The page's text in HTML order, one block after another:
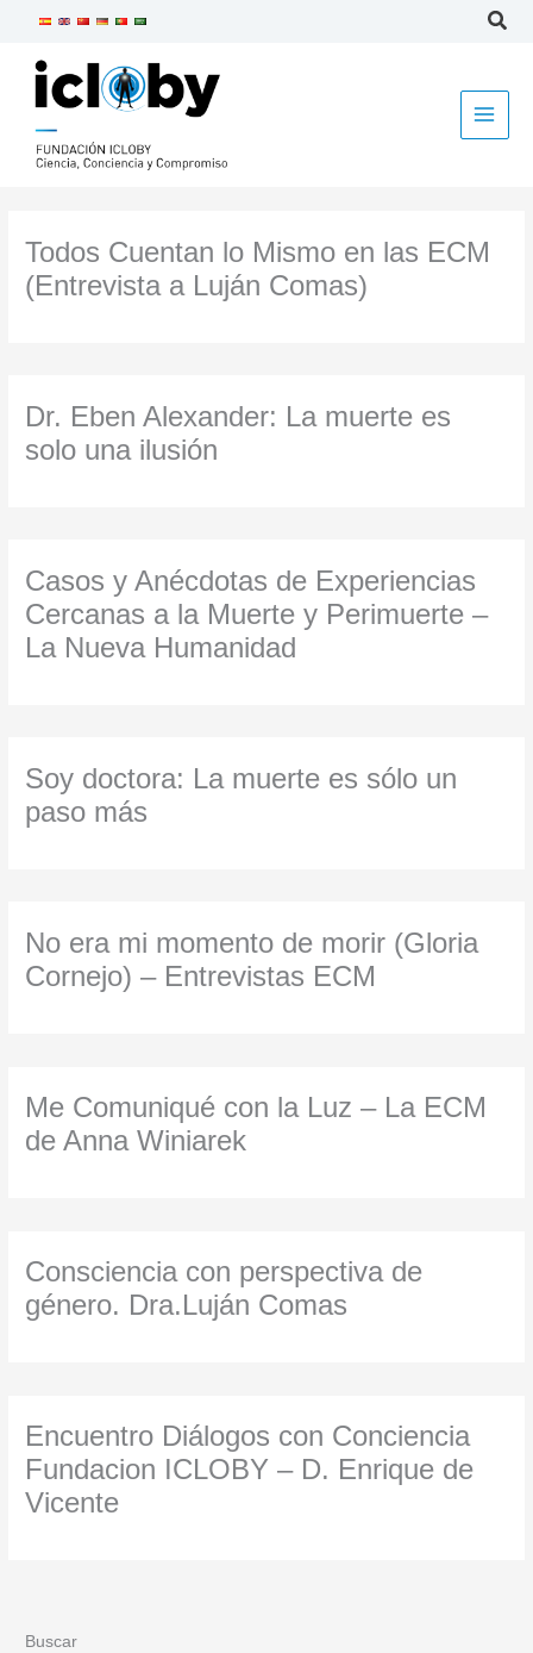
contenido
Todos Cuentan lo Mismo en las ECM
(Entrevista a Luján Comas)
Dr. Eben Alexander: La muerte es
solo una ilusión
Casos y Anécdotas de Experiencias
Cercanas a la Muerte y Perimuerte –
La Nueva Humanidad
Soy doctora: La muerte es sólo un
paso más
No era mi momento de morir (Gloria
Cornejo) – Entrevistas ECM
Me Comuniqué con la Luz – La ECM
de Anna Winiarek
Consciencia con perspectiva de
género. Dra.Luján Comas
Encuentro Diálogos con Conciencia
Fundacion ICLOBY – D. Enrique de
Vicente
Buscar